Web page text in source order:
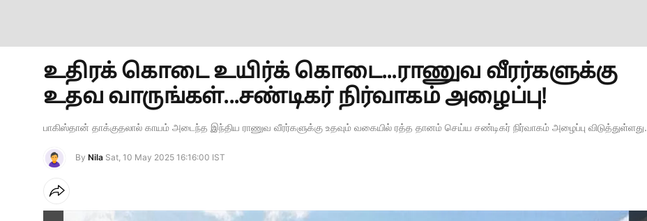
உதிரக் கொடை உயிர்க் கொடை...ராணுவ வீரர்களுக்கு
உதவ வாருங்கள்...சண்டிகர் நிர்வாகம் அழைப்பு!
பாகிஸ்தான் தாக்குதலால் காயம் அடைந்த இந்திய ராணுவ வீரர்களுக்கு உதவும் வகையில் ரத்த தானம் செய்ய சண்டிகர் நிர்வாகம் அழைப்பு விடுத்துள்ளது.
By Nila Sat, 10 May 2025 16:16:00 IST